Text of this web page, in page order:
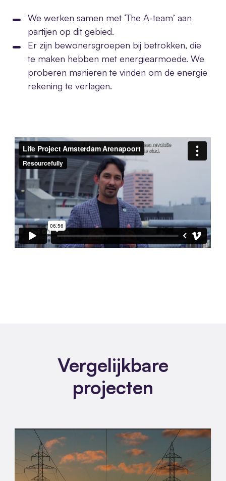
We werken samen met ‘The A-team’ aan
partijen op dit gebied.
Er zijn bewonersgroepen bij betrokken, die
te maken hebben met energiearmoede. We
proberen manieren te vinden om de energie
rekening te verlagen.
Vergelijkbare
projecten